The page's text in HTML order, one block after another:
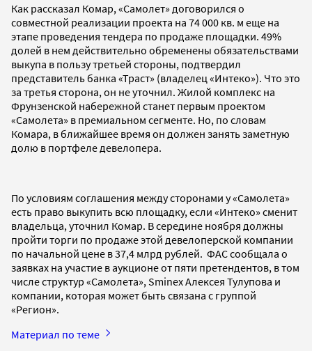
Как рассказал Комар, «Самолет» договорился о
совместной реализации проекта на 74 000 кв. м еще на
этапе проведения тендера по продаже площадки. 49%
долей в нем действительно обременены обязательствами
выкупа в пользу третьей стороны, подтвердил
представитель банка «Траст» (владелец «Интеко»). Что это
за третья сторона, он не уточнил. Жилой комплекс на
Фрунзенской набережной станет первым проектом
«Самолета» в премиальном сегменте. Но, по словам
Комара, в ближайшее время он должен занять заметную
долю в портфеле девелопера.
По условиям соглашения между сторонами у «Самолета»
есть право выкупить всю площадку, если «Интеко» сменит
владельца, уточнил Комар. В середине ноября должны
пройти торги по продаже этой девелоперской компании
по начальной цене в 37,4 млрд рублей. ФАС сообщала о
заявках на участие в аукционе от пяти претендентов, в том
числе структур «Самолета», Sminex Алексея Тулупова и
компании, которая может быть связана с группой
«Регион».
Материал по теме